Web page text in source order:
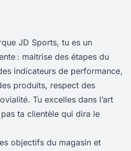
JD Sports, tu es un
: maitrise des étapes du
indicateurs de performance,
produits, respect des
Tu excelles dans l’art
ta clientèle qui dira le
objectifs du magasin et